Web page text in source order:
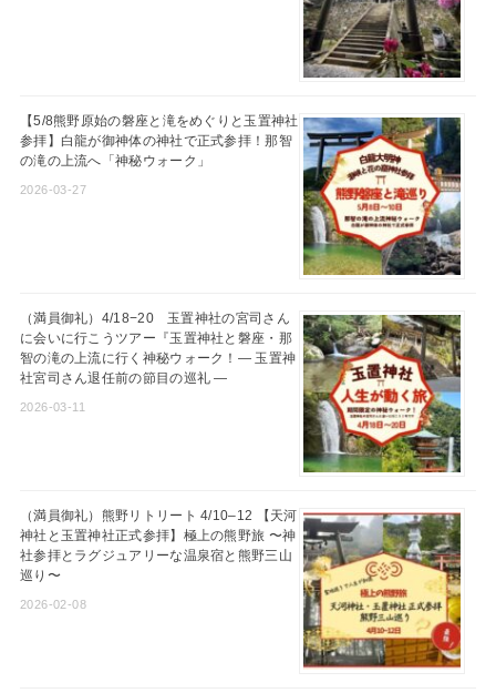
【5/8熊野原始の磐座と滝をめぐりと玉置神社
参拝】白龍が御神体の神社で正式参拝！那智
の滝の上流へ「神秘ウォーク」
2026-03-27
（満員御礼）4/18−20 玉置神社の宮司さん
に会いに行こうツアー『玉置神社と磐座・那
智の滝の上流に行く神秘ウォーク！― 玉置神
社宮司さん退任前の節目の巡礼 ―
2026-03-11
（満員御礼）熊野リトリート 4/10–12 【天河
神社と玉置神社正式参拝】極上の熊野旅 〜神
社参拝とラグジュアリーな温泉宿と熊野三山
巡り〜
2026-02-08